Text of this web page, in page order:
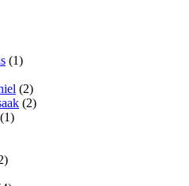
(1)
(2)
(2)
(1)